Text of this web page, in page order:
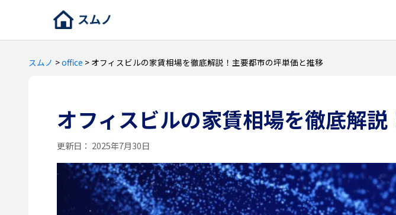
スムノ >office > オフィスビルの家賃相場を徹底解説！主要都市の坪単価と推移
オフィスビルの家賃相場を徹底解
更新日： 2025年7月30日